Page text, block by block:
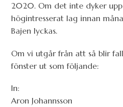
2020. Om det inte dyker
högintresserat lag innan
Bajen lyckas.
Om vi utgår från att så blir
fönster ut som följande:
In:
Aron Johannsson